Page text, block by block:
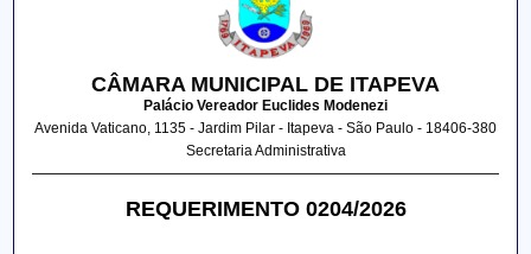
CÂMARA MUNICIPAL DE ITAPEVA
Palácio Vereador Euclides Modenezi
Avenida Vaticano, 1135 - Jardim Pilar - Itapeva - São Paulo - 18406-380
Secretaria Administrativa
REQUERIMENTO 0204/2026